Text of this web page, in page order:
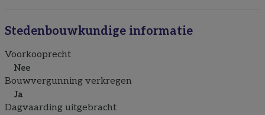
Stedenbouwkundige informatie
Voorkooprecht
Nee
Bouwvergunning verkregen
Ja
Dagvaarding uitgebracht